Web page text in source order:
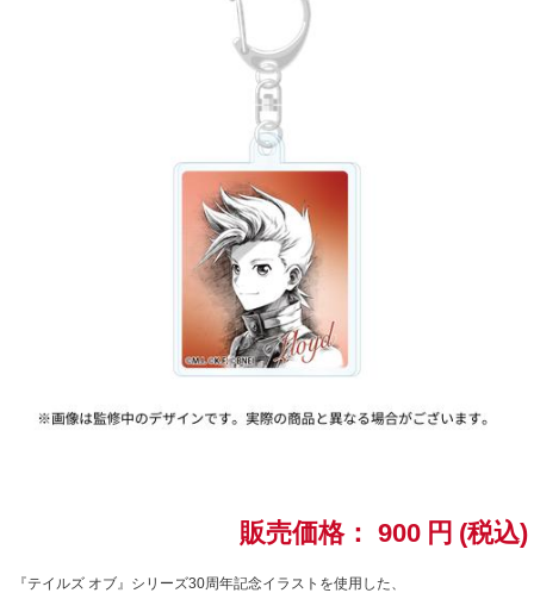
プレミアム会員とは
スサノオマジック
ラブライブ！シリーズ
販売価格： 900 円 (税込)
『テイルズ オブ』シリーズ30周年記念イラストを使用した、